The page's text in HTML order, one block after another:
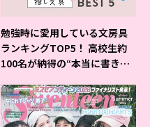
勉強時に愛用している文房具
ランキングTOP5！ 高校生約
100名が納得の“本当に書きや